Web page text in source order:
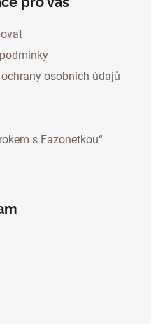
osobních údajů
s Fazonetkou“